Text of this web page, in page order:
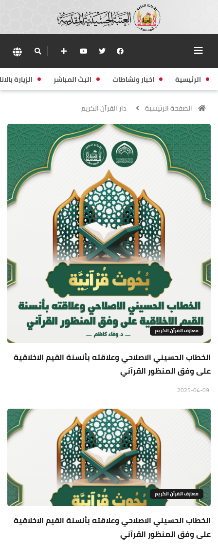
الرئيسية اخبار ونشاطات البث المباشر الزيارة
الصفحة الرئيسية دار القرآن الكريم
معارف القرآن الكريم
الخطاب الحسيني الاصلاحي وعلاقته بأنسنة القيم الاخلاقية
على وفق المنظور القرآني
معارف القرآن الكريم
الخطاب الحسيني الاصلاحي وعلاقته بأنسنة القيم الاخلاقية
على وفق المنظور القرآني